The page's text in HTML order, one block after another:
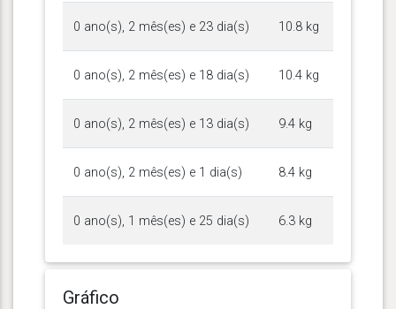
0 ano(s), 2 mês(es) e 23 dia(s) 10.8 kg
0 ano(s), 2 mês(es) e 18 dia(s) 10.4 kg
0 ano(s), 2 mês(es) e 13 dia(s) 9.4 kg
0 ano(s), 2 mês(es) e 1 dia(s) 8.4 kg
0 ano(s), 1 mês(es) e 25 dia(s) 6.3 kg
Gráfico